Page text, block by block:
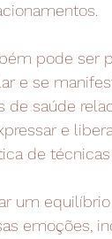
pode ser
e se
saúde
e
de
um
emoções,